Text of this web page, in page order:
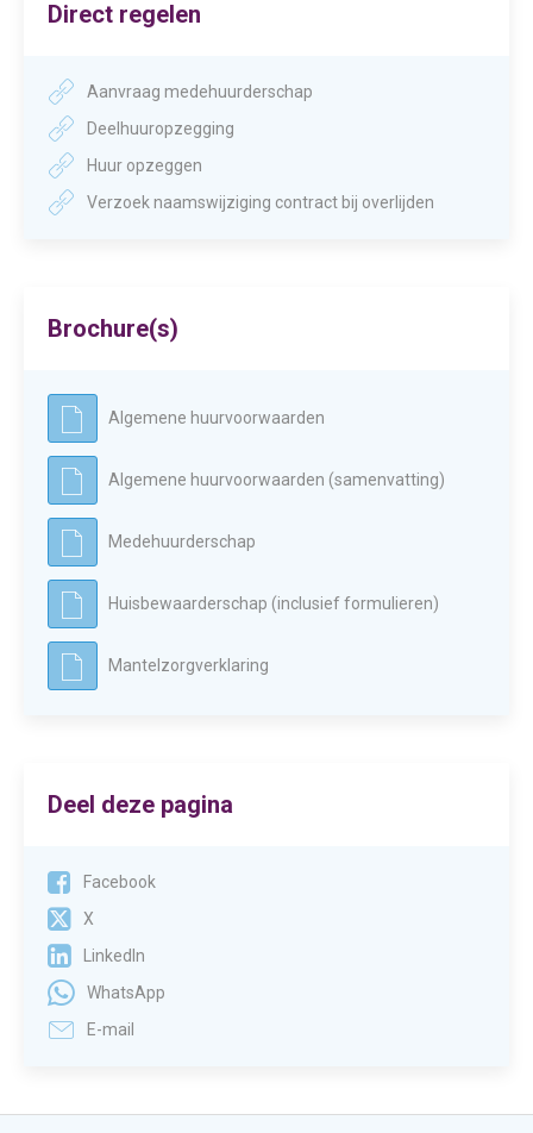
Direct regelen
Aanvraag medehuurderschap
Deelhuuropzegging
Huur opzeggen
Verzoek naamswijziging contract bij overlijden
Brochure(s)
Algemene huurvoorwaarden
Algemene huurvoorwaarden (samenvatting)
Medehuurderschap
Huisbewaarderschap (inclusief formulieren)
Mantelzorgverklaring
Deel deze pagina
Facebook
X
LinkedIn
WhatsApp
E-mail